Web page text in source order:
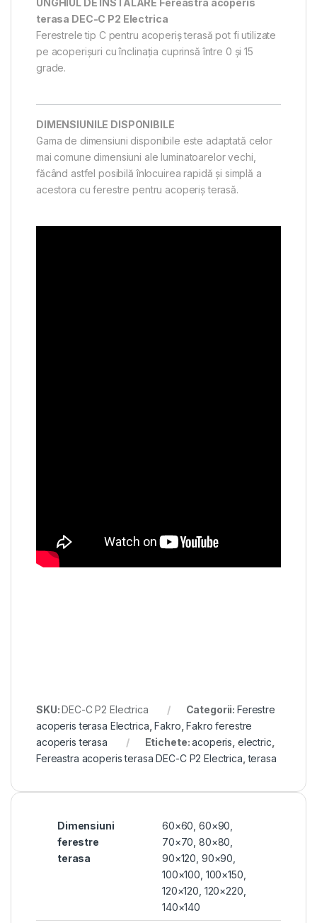
UNGHIUL DE INSTALARE Fereastra acoperis
terasa DEC-C P2 Electrica
Ferestrele tip C pentru acoperiș terasă pot fi utilizate
pe acoperișuri cu înclinația cuprinsă între 0 și 15
grade.
DIMENSIUNILE DISPONIBILE
Gama de dimensiuni disponibile este adaptată celor
mai comune dimensiuni ale luminatoarelor vechi,
făcând astfel posibilă înlocuirea rapidă și simplă a
acestora cu ferestre pentru acoperiș terasă.
SKU:DEC-C P2 Electrica Categorii: Ferestre
acoperis terasa Electrica ,Fakro ,Fakro ferestre
acoperis terasa
Etichete:acoperis electric
Fereastra acoperis terasa DEC-C P2 Electrica ,terasa
Dimensiuni
ferestre
terasa
60×60 ,60×90
70×70 ,80×80
90×120 90×90
100×100 100×150
120×120 120×220
140×140